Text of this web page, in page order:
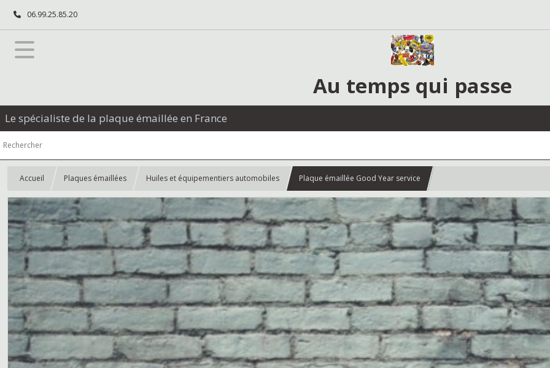
06.99.25.85.20
Au temps qui passe
Le spécialiste de la plaque émaillée en France
Accueil Plaques émaillées Huiles et équipementiers automobiles Plaque émaillée Good Year service